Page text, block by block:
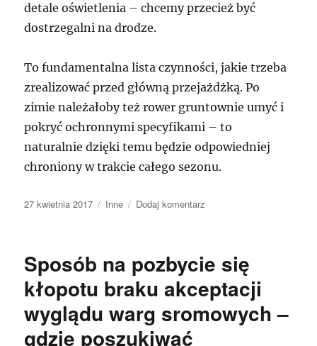
detale oświetlenia – chcemy przecież być
dostrzegalni na drodze.
To fundamentalna lista czynności, jakie trzeba
zrealizować przed główną przejażdżką. Po
zimie należałoby też rower gruntownie umyć i
pokryć ochronnymi specyfikami – to
naturalnie dzięki temu będzie odpowiedniej
chroniony w trakcie całego sezonu.
Data
27 kwietnia 2017 Kategorie
Inne Dodaj komentarz
Sposób na pozbycie się
kłopotu braku akceptacji
wyglądu warg sromowych –
gdzie poszukiwać